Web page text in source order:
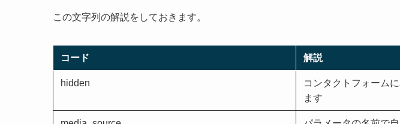
この文字列の解説をしておきます。
コード 解説
hidden
コンタクトフォーム
ます